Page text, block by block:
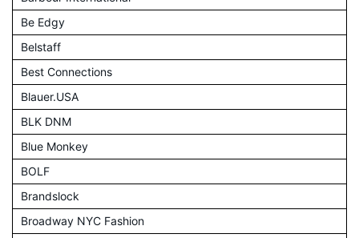
Be Edgy
Belstaff
Best Connections
Blauer.USA
BLK DNM
Blue Monkey
BOLF
Brandslock
Broadway NYC Fashion